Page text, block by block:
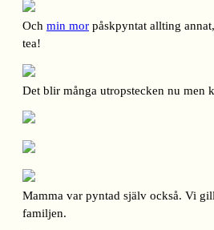
Och min mor påskpyntat allting
tea!
Det blir många utropstecken nu men
Mamma var pyntad själv också. Vi
familjen.